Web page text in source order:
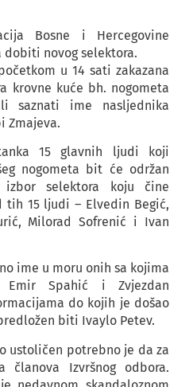
Bosne i Hercegovine
dobiti novog selektora.
u 14 sati zakazana
krovne kuće bh. nogometa
saznati ime nasljednika
Zmajeva.
15 glavnih ljudi koji
nogometa bit će održan
izbor selektora koju čine
15 ljudi – Elvedin Begić,
Milorad Sofrenić i Ivan
ime u moru onih sa kojima
Emir Spahić i Zvjezdan
do kojih je došao
biti Ivaylo Petev.
ustoličen potrebno je da za
članova Izvršnog odbora.